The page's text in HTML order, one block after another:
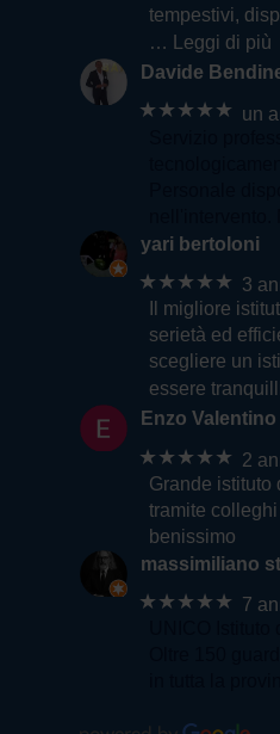
tempestivi,
… Leggi di più
Davide
★★★★★ un
yari bertoloni
★★★★★ 3
Il migliore
serietà ed
scegliere un
essere
Enzo Valentino
★★★★★ 2
Grande istituto
tramite
benissimo
massimiliano
★★★★★
7